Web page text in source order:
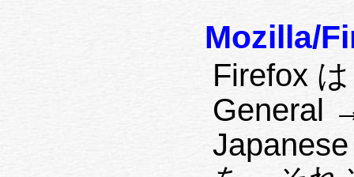
Mozilla/
Firefox
General